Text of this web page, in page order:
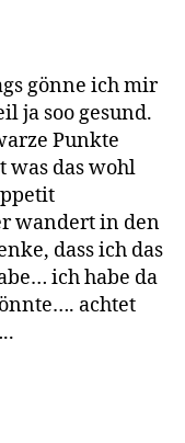
gönne ich mir
ja soo gesund.
Punkte
was das wohl
wandert in den
dass ich das
ich habe da
achtet